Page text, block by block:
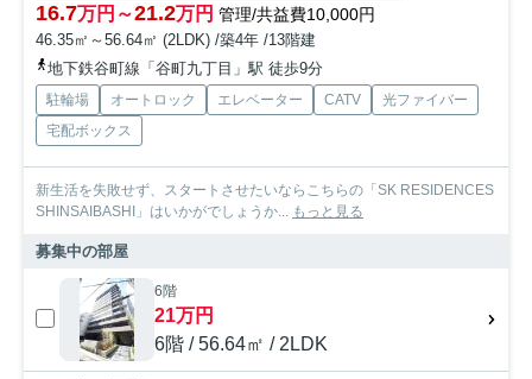
16.7万円～21.2万円 管理/共益費10,000円
46.35㎡～56.64㎡ (2LDK) /築4年 /13階建
地下鉄谷町線「谷町九丁目」駅 徒歩9分
駐輪場 オートロック エレベーター CATV
光ファイバー
宅配ボックス
新生活を失敗せず、スタートさせたいならこちらの「SK RESIDENCES
SHINSAIBASHI」はいかがでしょうか... もっと見る
募集中の部屋
6階
21万円
6階 / 56.64㎡ / 2LDK